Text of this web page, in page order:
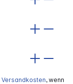
Versandkosten, wenn